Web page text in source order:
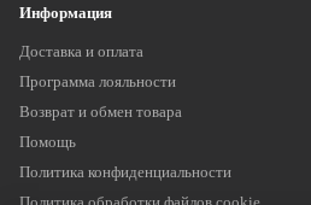
Информация
Доставка и оплата
Программа лояльности
Возврат и обмен товара
Помощь
Политика конфиденциальности